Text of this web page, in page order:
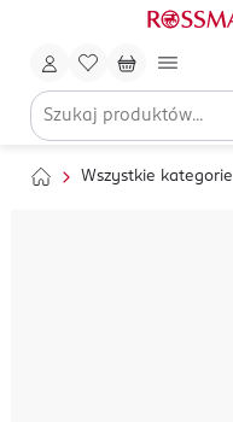
Wszystkie kategorie